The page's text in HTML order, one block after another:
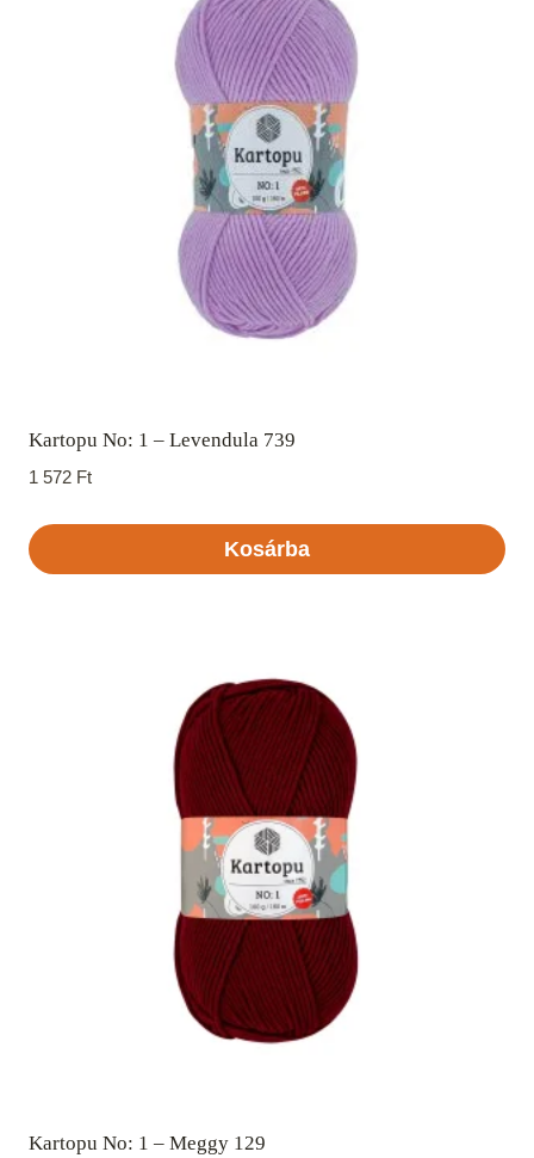
Kartopu No: 1 – Levendula 739
1 572 Ft
Kosárba
Kartopu No: 1 – Meggy 129